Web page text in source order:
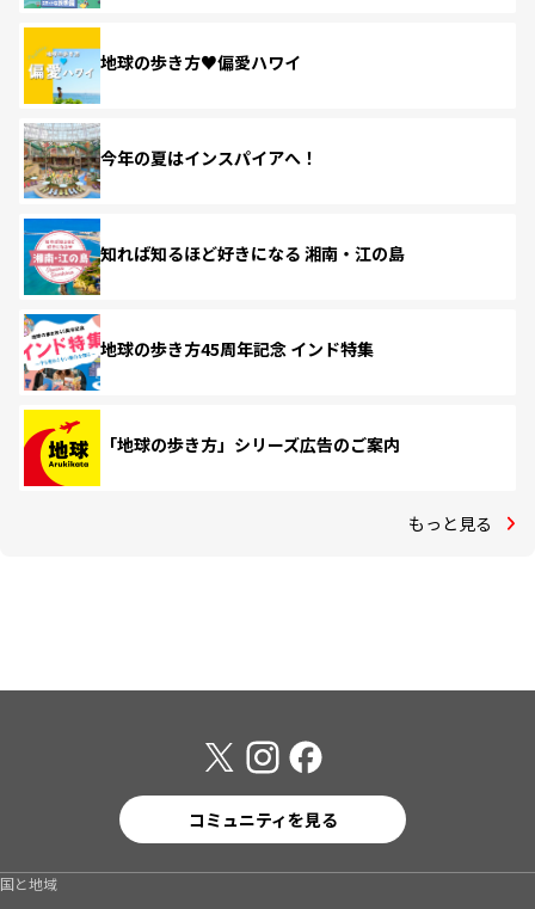
地球の歩き方♥偏愛ハワイ
今年の夏はインスパイアへ！
知れば知るほど好きになる 湘南・江の島
地球の歩き方45周年記念 インド特集
「地球の歩き方」シリーズ広告のご案内
もっと見る
コミュニティを見る
国と地域